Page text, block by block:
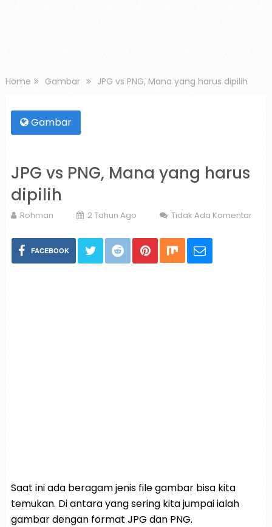
Home Gambar JPG vs PNG, Mana yang harus dipilih
Gambar
JPG vs PNG, Mana yang harus
dipilih
Rohman 2 Tahun Ago Tidak Ada Komentar
FACEBOOK
Saat ini ada beragam jenis file gambar bisa kita
temukan. Di antara yang sering kita jumpai ialah
gambar dengan format JPG dan PNG.